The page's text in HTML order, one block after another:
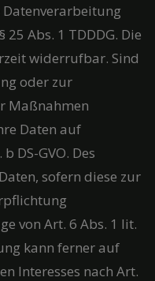
Abs. 1 TDDDG. Die
widerrufbar. Sind
oder zur
Maßnahmen
Daten auf
DS-GVO. Des
sofern diese zur
von Art. 6 Abs. 1 lit.
kann ferner auf
Interesses nach Art.